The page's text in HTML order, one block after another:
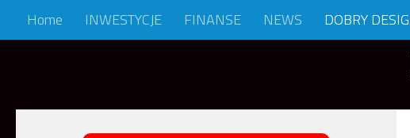
Skip to content
Home INWESTYCJE FINANSE NEWS DOBRY